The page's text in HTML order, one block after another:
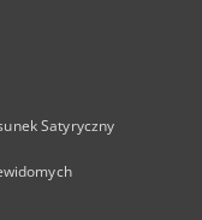
Satyryczny